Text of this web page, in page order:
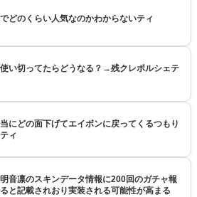
どのくらい人気なのかわからないティ
い切ってたらどうなる？→残クレポルシェテ
にどの面下げてエイボンに戻ってくるつもり
ィ
音凛のスキンデータ情報に200回のガチャ報
と記載されおり実装される可能性が高まる